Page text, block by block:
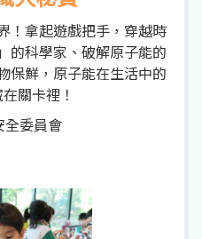
！拿起遊戲把手，穿越時
的科學家、破解原子能的
保鮮，原子能在生活中的
關卡裡！
委員會